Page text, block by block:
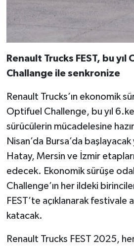
Renault Trucks FEST, bu yıl
Challange ile senkronize
Renault Trucks’ın ekonomik
Optifuel Challenge, bu yıl
sürücülerin mücadelesine
Nisan’da Bursa’da
Hatay, Mersin ve İzmir
edecek. Ekonomik sürüşe
Challenge’ın her ildeki
FEST’te açıklanarak festivale
katacak.
Renault Trucks FEST 2025,